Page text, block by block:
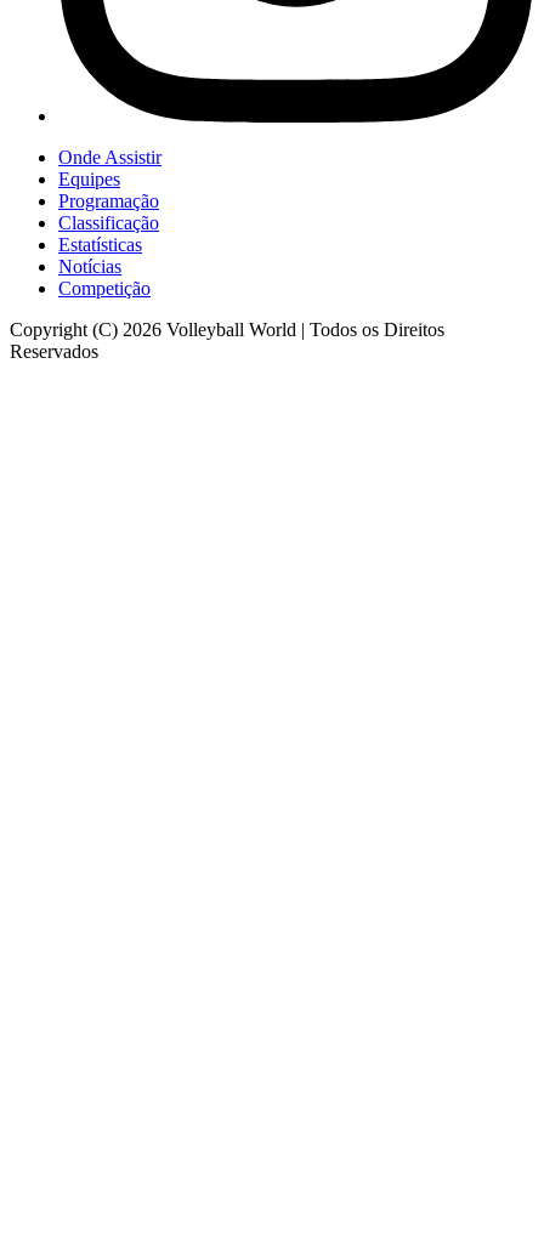
Onde Assistir
Equipes
Programação
Classificação
Estatísticas
Notícias
Competição
Copyright (C) 2026 Volleyball World | Todos os Direitos
Reservados